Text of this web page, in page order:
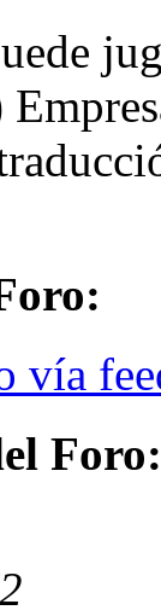
vía
Foro: